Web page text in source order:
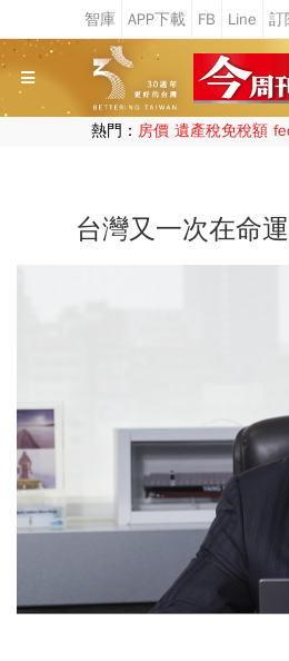
熱門： 房價 遺產稅免稅額
台灣又一次在命